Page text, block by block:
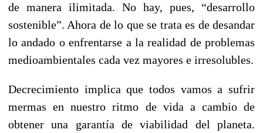
de manera ilimitada. No hay, pues, “desarrollo
sostenible”. Ahora de lo que se trata es de desandar
lo andado o enfrentarse a la realidad de problemas
medioambientales cada vez mayores e irresolubles.
Decrecimiento implica que todos vamos a sufrir
mermas en nuestro ritmo de vida a cambio de
obtener una garantía de viabilidad del planeta.